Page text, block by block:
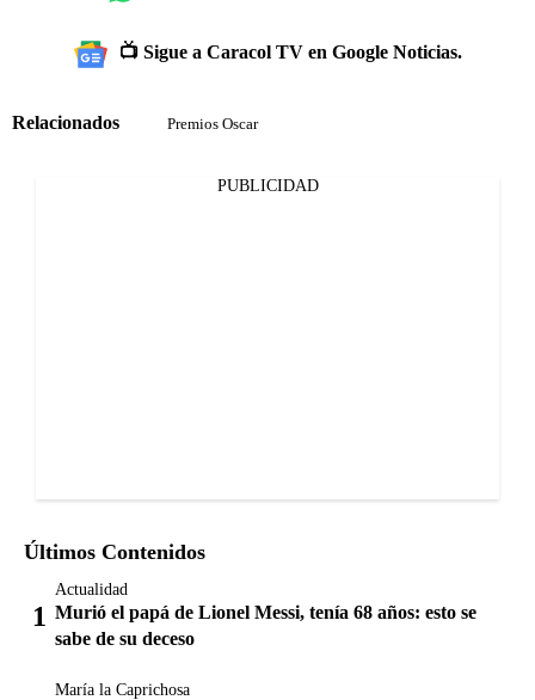
📺 Sigue a Caracol TV en Google Noticias.
Relacionados Premios Oscar
PUBLICIDAD
Últimos Contenidos
Actualidad
Murió el papá de Lionel Messi, tenía 68 años: esto se
sabe de su deceso
María la Caprichosa